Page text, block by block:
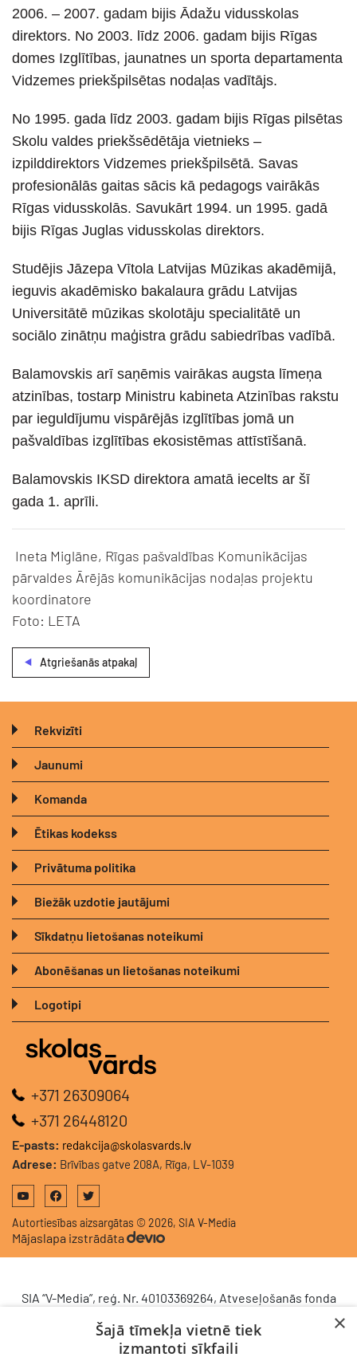
2006. – 2007. gadam bijis Ādažu vidusskolas
direktors. No 2003. līdz 2006. gadam bijis Rīgas
domes Izglītības, jaunatnes un sporta departamenta
Vidzemes priekšpilsētas nodaļas vadītājs.
No 1995. gada līdz 2003. gadam bijis Rīgas pilsētas
Skolu valdes priekšsēdētāja vietnieks –
izpilddirektors Vidzemes priekšpilsētā. Savas
profesionālās gaitas sācis kā pedagogs vairākās
Rīgas vidusskolās. Savukārt 1994. un 1995. gadā
bijis Rīgas Juglas vidusskolas direktors.
Studējis Jāzepa Vītola Latvijas Mūzikas akadēmijā,
ieguvis akadēmisko bakalaura grādu Latvijas
Universitātē mūzikas skolotāju specialitātē un
sociālo zinātņu maģistra grādu sabiedrības vadībā.
Balamovskis arī saņēmis vairākas augsta līmeņa
atzinības, tostarp Ministru kabineta Atzinības rakstu
par ieguldījumu vispārējās izglītības jomā un
pašvaldības izglītības ekosistēmas attīstīšanā.
Balamovskis IKSD direktora amatā iecelts ar šī
gada 1. aprīli.
Ineta Miglāne, Rīgas pašvaldības Komunikācijas
pārvaldes Ārējās komunikācijas nodaļas projektu
koordinatore
Foto: LETA
Atgriešanās atpakaļ
Rekvizīti
Jaunumi
Komanda
Ētikas kodekss
Privātuma politika
Biežāk uzdotie jautājumi
Sīkdatņu lietošanas noteikumi
Abonēšanas un lietošanas noteikumi
Logotipi
+371 26309064
+371 26448120
E-pasts: redakcija@skolasvards.lv
Adrese: Brīvības gatve 208A, Rīga, LV-1039
Autortiesības aizsargātas © 2026, SIA V-Media
Mājaslapa izstrādāta
SIA “V-Media”, reģ. Nr. 40103369264, Atveseļošanās fonda
komercdarbības procesu uzlabošanā - ieviesta klientu
attiecību pārvaldības sistēma (CRM). 2024. gada 16.
×
Šajā tīmekļa vietnē tiek
izmantoti sīkfaili